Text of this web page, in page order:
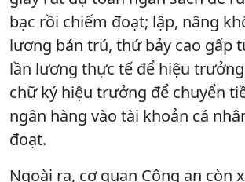
bạc rồi chiếm đoạt; lập, nâng
lương bán trú, thứ bảy cao gấp
lần lương thực tế để hiệu
chữ ký hiệu trưởng để chuyển
ngân hàng vào tài khoản cá
đoạt.
Ngoài ra, cơ quan Công an còn